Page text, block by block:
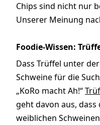
Chips sind nicht nur
Unserer Meinung
Foodie-Wissen:
Dass Trüffel unter
Schweine für die
„KoRo macht Ah!“
geht davon aus,
weiblichen